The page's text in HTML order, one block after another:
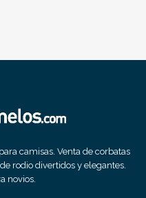
camisas. Venta de corbatas
rodio divertidos y elegantes.
novios.